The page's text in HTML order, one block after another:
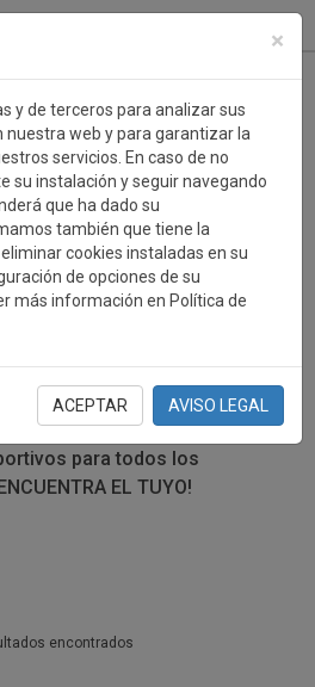
×
y de terceros para analizar sus
nuestra web y para garantizar la
servicios. En caso de no
su instalación y seguir navegando
que ha dado su
también que tiene la
cookies instaladas en su
de opciones de su
más información en Política de
ACEPTAR AVISO LEGAL
DEPORTIVOS
una gran variedad de
tu búsqueda mediante los
material y precio del trofeo.
para todos los
EL TUYO!
encontrados